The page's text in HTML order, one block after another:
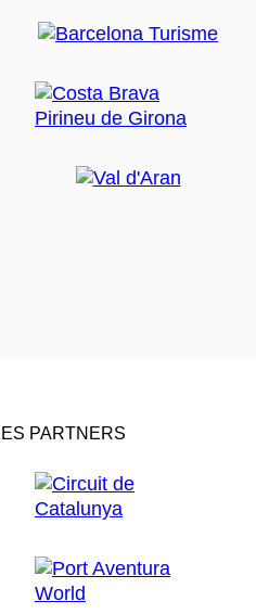
PARTNERS